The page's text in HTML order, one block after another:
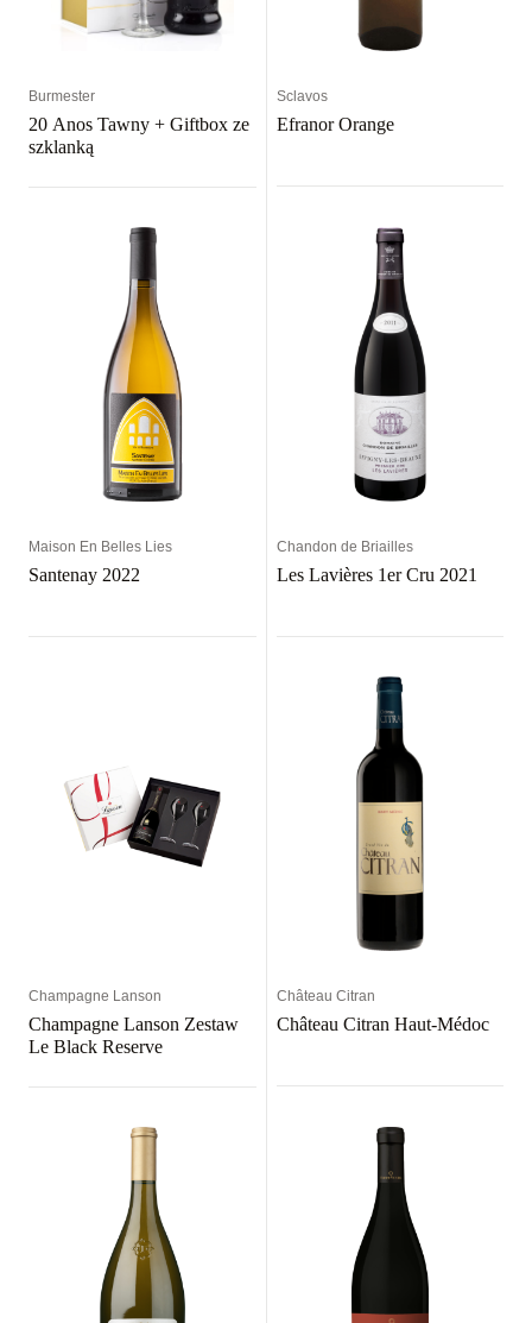
Burmester
20 Anos Tawny + Giftbox ze
szklanką
Sclavos
Efranor Orange
Maison En Belles Lies
Santenay 2022
Chandon de Briailles
Les Lavières 1er Cru 2021
Champagne Lanson
Champagne Lanson Zestaw
Le Black Reserve
Château Citran
Château Citran Haut-Médoc